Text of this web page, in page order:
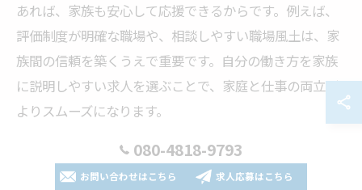
あれば、家族も安心して応援できるからです。例えば、
評価制度が明確な職場や、相談しやすい職場風土は、家
族間の信頼を築くうえで重要です。自分の働き方を家族
に説明しやすい求人を選ぶことで、家庭と仕事の両立が
よりスムーズになります。
080-4818-9793
お問い合わせはこちら 求人応募はこちら